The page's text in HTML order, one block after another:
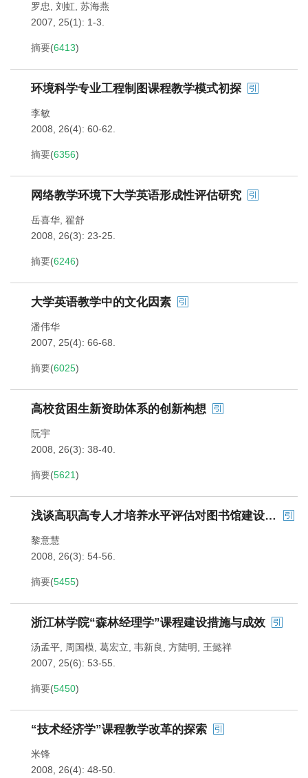
罗忠 刘虹 苏海燕
2007, 25(1): 1-3.
摘要(6413)
环境科学专业工程制图课程教学模式初探
李敏
2008, 26(4): 60-62.
摘要(6356)
网络教学环境下大学英语形成性评估研究
岳喜华 翟舒
2008, 26(3): 23-25.
摘要(6246)
大学英语教学中的文化因素
潘伟华
2007, 25(4): 66-68.
摘要(6025)
高校贫困生新资助体系的创新构想
阮宇
2008, 26(3): 38-40.
摘要(5621)
浅谈高职高专人才培养水平评估对图书馆建设的影响
黎意慧
2008, 26(3): 54-56.
摘要(5455)
浙江林学院“森林经理学”课程建设措施与成效
汤孟平 周国模 葛宏立 韦新良 方陆明
王懿祥
2007, 25(6): 53-55.
摘要(5450)
“技术经济学”课程教学改革的探索
米锋
2008, 26(4): 48-50.